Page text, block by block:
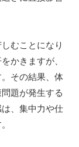
むことになり
かきますが、
その結果、体
題が発生する
、集中力や仕